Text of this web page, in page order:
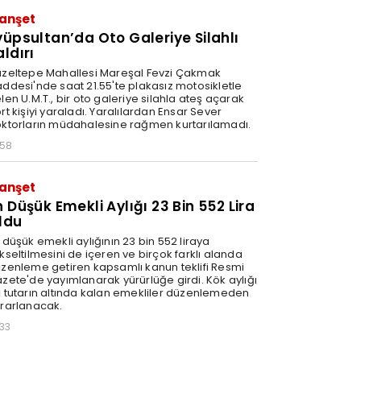
Oto Galeriye Silahlı
Mahallesi Mareşal Fevzi Çakmak
saat 21.55'te plakasız motosikletle
U.M.T., bir oto galeriye silahla ateş açarak
kişiyi yaraladı. Yaralılardan Ensar Sever
müdahalesine rağmen kurtarılamadı.
Düşük Emekli Aylığı 23 Bin 552 Lira
düşük emekli aylığının 23 bin 552 liraya
de içeren ve birçok farklı alanda
getiren kapsamlı kanun teklifi Resmi
yayımlanarak yürürlüğe girdi. Kök aylığı
tutarın altında kalan emekliler düzenlemeden